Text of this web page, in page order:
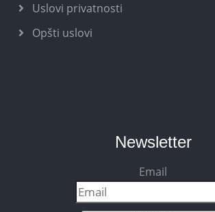
Uslovi privatnosti
Opšti uslovi
Newsletter
Email